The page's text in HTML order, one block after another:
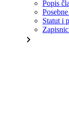
Popis
Statut i
chevron_right